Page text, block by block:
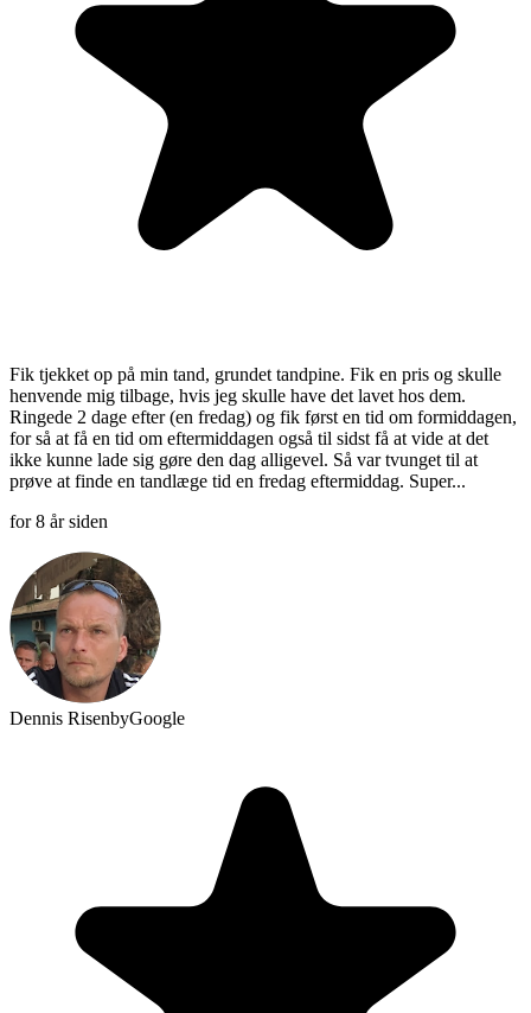
Fik tjekket op på min tand, grundet tandpine. Fik en pris og skulle
henvende mig tilbage, hvis jeg skulle have det lavet hos dem.
Ringede 2 dage efter (en fredag) og fik først en tid om formiddagen,
for så at få en tid om eftermiddagen også til sidst få at vide at det
ikke kunne lade sig gøre den dag alligevel. Så var tvunget til at
prøve at finde en tandlæge tid en fredag eftermiddag. Super...
for 8 år siden
Dennis RisenbyGoogle